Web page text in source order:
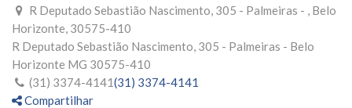
R Deputado Sebastião Nascimento, 305 - Palmeiras - , Belo
Horizonte, 30575-410
R Deputado Sebastião Nascimento, 305 - Palmeiras - Belo
Horizonte MG 30575-410
(31) 3374-4141(31) 3374-4141
Compartilhar